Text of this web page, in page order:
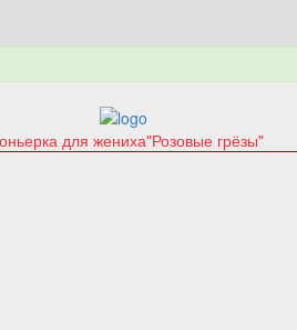
для жениха"Розовые грёзы"